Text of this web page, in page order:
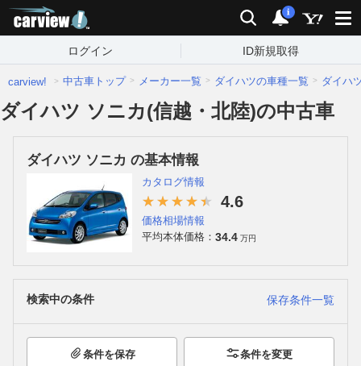
検索 通知
i
ログイン ID新規取得
carview! 中古車トップ メーカー一覧 ダイハツの車種一覧 ダイハ
ダイハツ ソニカ(信越・北陸)の中古車
ダイハツ ソニカ の基本情報
カタログ情報
4.6
価格相場情報
平均本体価格： 34.4 万円
検索中の条件 保存条件一覧
条件を保存 条件を変更